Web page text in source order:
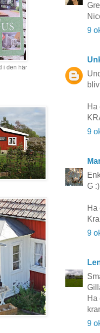
9
Ha
9
G :)
Ha
9
Ha
9
i den här